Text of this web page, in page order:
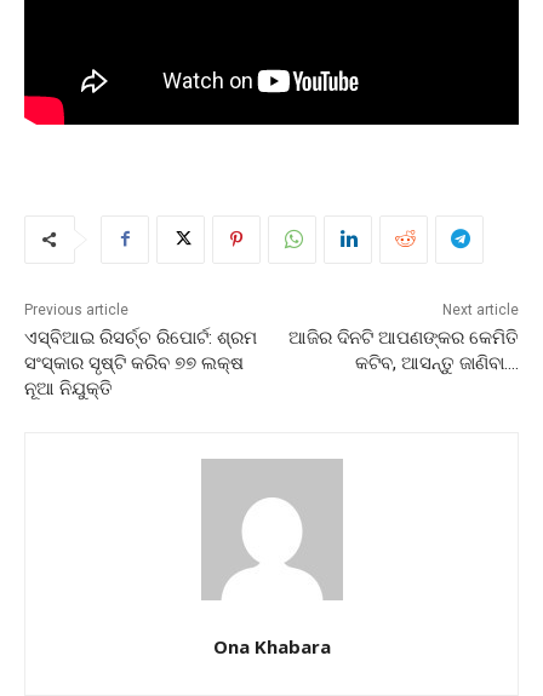
Previous article
ଏସ୍‌ବିଆଇ ରିସର୍ଚ୍ଚ ରିପୋର୍ଟ: ଶ୍ରମ
ସଂସ୍କାର ସୃଷ୍ଟି କରିବ ୭୭ ଲକ୍ଷ
ନୂଆ ନିଯୁକ୍ତି
Next article
ଆଜିର ଦିନଟି ଆପଣଙ୍କର କେମିତି
କଟିବ, ଆସନ୍ତୁ ଜାଣିବା….
Ona Khabara